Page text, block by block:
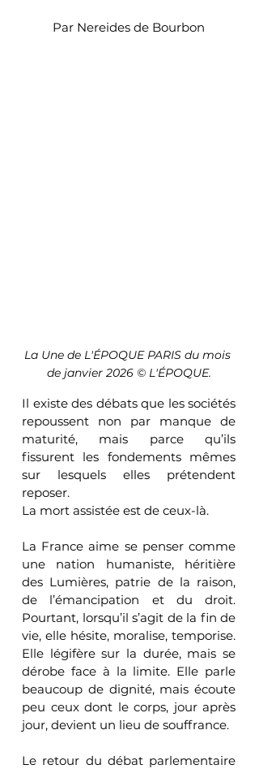
Par Nereides de Bourbon
La Une de L'ÉPOQUE PARIS du mois
de janvier 2026 © L'ÉPOQUE.
Il existe des débats que les sociétés
repoussent non par manque de
maturité, mais parce qu’ils
fissurent les fondements mêmes
sur lesquels elles prétendent
reposer.
La mort assistée est de ceux-là.
La France aime se penser comme
une nation humaniste, héritière
des Lumières, patrie de la raison,
de l’émancipation et du droit.
Pourtant, lorsqu’il s’agit de la fin de
vie, elle hésite, moralise, temporise.
Elle légifère sur la durée, mais se
dérobe face à la limite. Elle parle
beaucoup de dignité, mais écoute
peu ceux dont le corps, jour après
jour, devient un lieu de souffrance.
Le retour du débat parlementaire